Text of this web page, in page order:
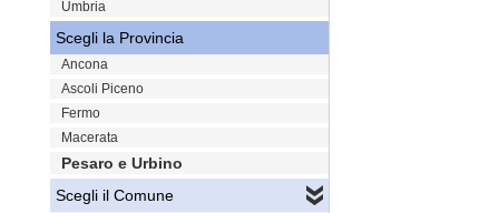
Umbria
Scegli la Provincia
Ancona
Ascoli Piceno
Fermo
Macerata
Pesaro e Urbino
Scegli il Comune